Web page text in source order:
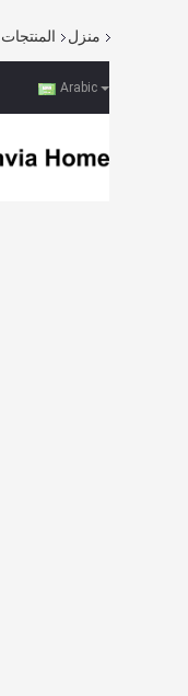
منزل المنتجات
Arabic